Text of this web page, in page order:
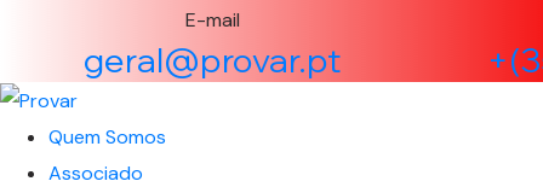
E-mail
geral@provar.pt
Quem Somos
Associado